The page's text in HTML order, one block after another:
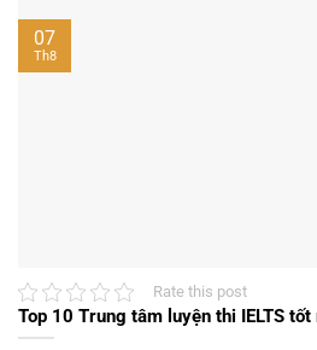
Rate this post
Top 10 Trung tâm luyện thi IELTS tốt
07
Th8